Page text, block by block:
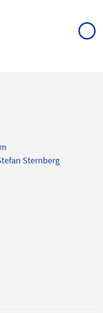
Sternberg